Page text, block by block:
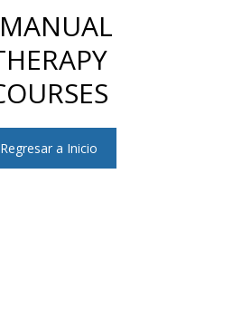
Regresar a Inicio